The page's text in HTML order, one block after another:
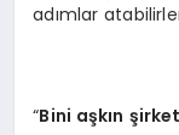
adımlar
“Bini aşkın